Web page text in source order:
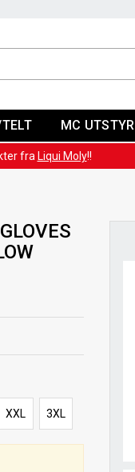
MC UTSTYR
fra Liqui Moly!!
XXL 3XL